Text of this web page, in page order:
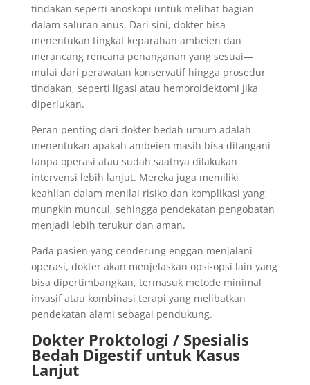
tindakan seperti anoskopi untuk melihat bagian
dalam saluran anus. Dari sini, dokter bisa
menentukan tingkat keparahan ambeien dan
merancang rencana penanganan yang sesuai—
mulai dari perawatan konservatif hingga prosedur
tindakan, seperti ligasi atau hemoroidektomi jika
diperlukan.
Peran penting dari dokter bedah umum adalah
menentukan apakah ambeien masih bisa ditangani
tanpa operasi atau sudah saatnya dilakukan
intervensi lebih lanjut. Mereka juga memiliki
keahlian dalam menilai risiko dan komplikasi yang
mungkin muncul, sehingga pendekatan pengobatan
menjadi lebih terukur dan aman.
Pada pasien yang cenderung enggan menjalani
operasi, dokter akan menjelaskan opsi-opsi lain yang
bisa dipertimbangkan, termasuk metode minimal
invasif atau kombinasi terapi yang melibatkan
pendekatan alami sebagai pendukung.
Dokter Proktologi / Spesialis
Bedah Digestif untuk Kasus
Lanjut